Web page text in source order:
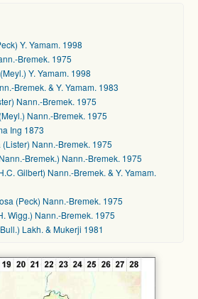
Y. Yamam. 1998
Bremek. 1975
Y. Yamam. 1998
Bremek. & Y. Yamam. 1983
Nann.-Bremek. 1975
Nann.-Bremek. 1975
Ing 1873
Nann.-Bremek. 1975
Bremek.) Nann.-Bremek. 1975
Gilbert) Nann.-Bremek. & Y. Yamam.
(Peck) Nann.-Bremek. 1975
Wigg.) Nann.-Bremek. 1975
Lakh. & Mukerji 1981